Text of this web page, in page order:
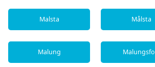
Malsta Målsta
Malung